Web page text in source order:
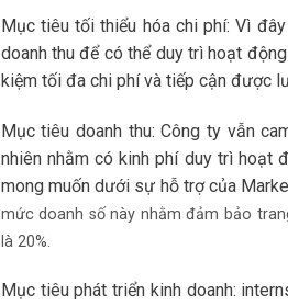
Mục tiêu tối thiểu hóa chi phí: Vì
doanh thu để có thể duy trì hoạt
kiệm tối đa chi phí và tiếp cận được
Mục tiêu doanh thu: Công ty vẫn
nhiên nhằm có kinh phí duy trì hoạt
mong muốn dưới sự hỗ trợ của
mức doanh số này nhằm đảm bảo
là 20%.
Mục tiêu phát triển kinh doanh: